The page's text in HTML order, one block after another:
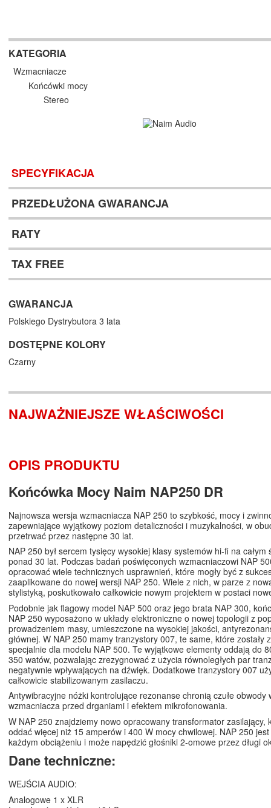
KATEGORIA
Wzmacniacze
Końcówki mocy
Stereo
SPECYFIKACJA
PRZEDŁUŻONA GWARANCJA
RATY
TAX FREE
GWARANCJA
Polskiego Dystrybutora 3 lata
DOSTĘPNE KOLORY
Czarny
NAJWAŻNIEJSZE WŁAŚCIWOŚCI
OPIS PRODUKTU
Końcówka Mocy Naim NAP250 DR
Najnowsza wersja wzmacniacza NAP 250 to szybkość, mocy i
zapewniające wyjątkowy poziom detaliczności i muzykalności, w
przetrwać przez następne 30 lat.
NAP 250 był sercem tysięcy wysokiej klasy systemów hi-fi na całym
ponad 30 lat. Podczas badań poświęconych wzmacniaczowi NAP
opracować wiele technicznych usprawnień, które mogły być z
zaaplikowane do nowej wersji NAP 250. Wiele z nich, w parze z
stylistyką, poskutkowało całkowicie nowym projektem w postaci
Podobnie jak flagowy model NAP 500 oraz jego brata NAP 300,
NAP 250 wyposażono w układy elektroniczne o nowej topologii z
prowadzeniem masy, umieszczone na wysokiej jakości,
głównej. W NAP 250 mamy tranzystory 007, te same, które zostały
specjalnie dla modelu NAP 500. Te wyjątkowe elementy oddają do
350 watów, pozwalając zrezygnować z użycia równoległych par
negatywnie wpływających na dźwięk. Dodatkowe tranzystory 007
całkowicie stabilizowanym zasilaczu.
Antywibracyjne nóżki kontrolujące rezonanse chronią czułe obwody
wzmacniacza przed drganiami i efektem mikrofonowania.
W NAP 250 znajdziemy nowo opracowany transformator zasilający,
oddać więcej niż 15 amperów i 400 W mocy chwilowej. NAP 250
każdym obciążeniu i może napędzić głośniki 2-omowe przez długi
Dane techniczne:
WEJŚCIA AUDIO:
Analogowe 1 x XLR